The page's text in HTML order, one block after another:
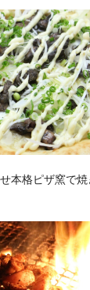
本格ピザ窯で